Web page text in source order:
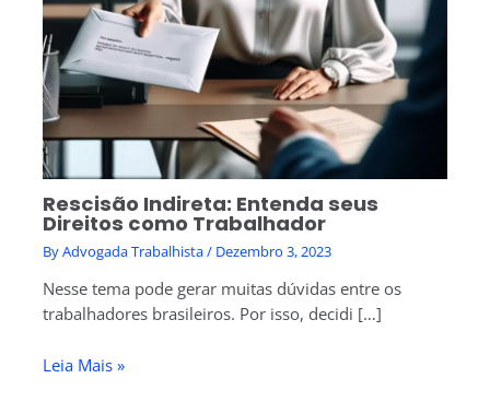
Rescisão Indireta: Entenda seus
Direitos como Trabalhador
ByAdvogada Trabalhista/ Dezembro 3, 2023
Nesse tema pode gerar muitas dúvidas entre os
trabalhadores brasileiros. Por isso, decidi […]
Leia Mais »